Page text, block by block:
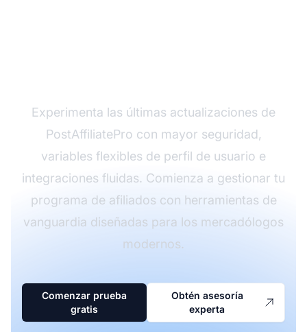
Experimenta las últimas actualizaciones de
PostAffiliatePro con mayor seguridad,
variables flexibles de perfil de usuario e
integraciones fluidas. Comienza a gestionar tu
programa de afiliados con herramientas de
vanguardia diseñadas para los mercadólogos
modernos.
Comenzar prueba
gratis
Obtén asesoría
experta